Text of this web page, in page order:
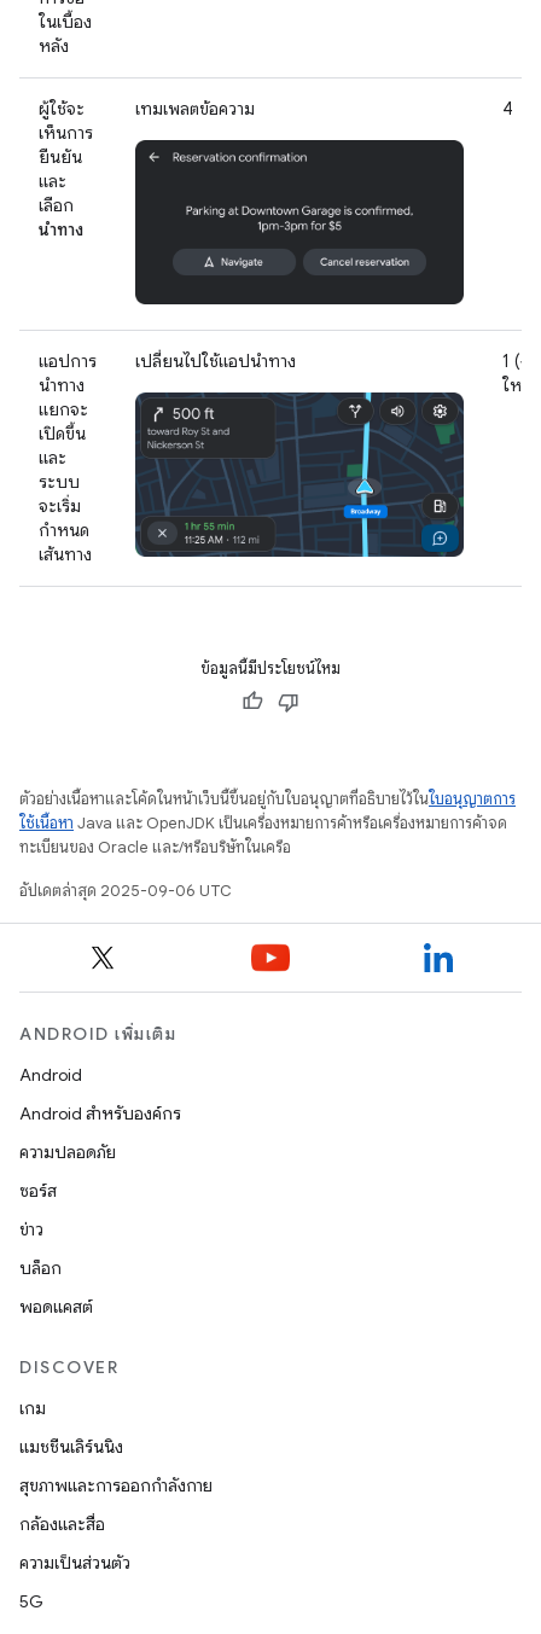
ในเบื้อง
หลัง
ผู้ใช้จะ
เห็นการ
ยืนยัน
และ
เลือก
นำทาง
เทมเพลตข้อความ 4
แอปการ
นำทาง
แยกจะ
เปิดขึ้น
และ
ระบบ
จะเริ่ม
กำหนด
เส้นทาง
เปลี่ยนไปใช้แอปนำทาง
1 (ง
ใหม่)
ข้อมูลนี้มีประโยชน์ไหม
ตัวอย่างเนื้อหาและโค้ดในหน้าเว็บนี้ขึ้นอยู่กับใบอนุญาตที่อธิบายไว้ในใบอนุญาตการ
ใช้เนื้อหา Java และ OpenJDK เป็นเครื่องหมายการค้าหรือเครื่องหมายการค้าจด
ทะเบียนของ Oracle และ/หรือบริษัทในเครือ
อัปเดตล่าสุด 2025-09-06 UTC
ANDROID เพิ่มเติม
Android
Android สำหรับองค์กร
ความปลอดภัย
ซอร์ส
ข่าว
บล็อก
พอดแคสต์
DISCOVER
เกม
แมชชีนเลิร์นนิง
สุขภาพและการออกกำลังกาย
กล้องและสื่อ
ความเป็นส่วนตัว
5G